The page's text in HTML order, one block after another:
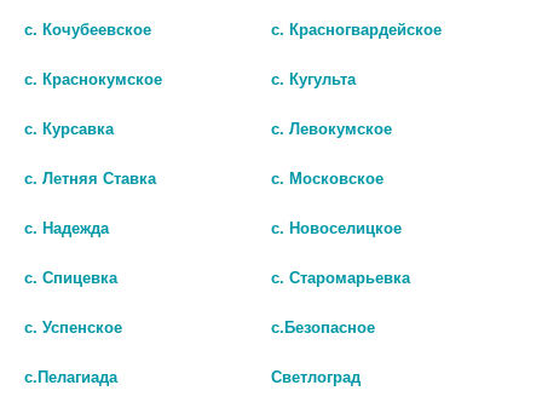
© Городская аптека - Маркетплейс. Все права защищены
с. Кочубеевское с. Красногвардейское
с. Краснокумское с. Кугульта
с. Курсавка с. Левокумское
с. Летняя Ставка с. Московское
с. Надежда с. Новоселицкое
с. Спицевка с. Старомарьевка
с. Успенское с.Безопасное
с.Пелагиада Светлоград